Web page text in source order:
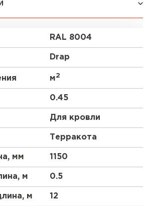
имеет самую низкую высоту
материал является более
Благодаря
материал будет органично
RAL 8004
Drap
м2
0.45
Для кровли
Терракота
мм 1150
м 0.5
м 12